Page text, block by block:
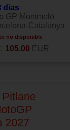
días
GP Montmeló
Catalunya
no disponible
105.00 EUR
2027